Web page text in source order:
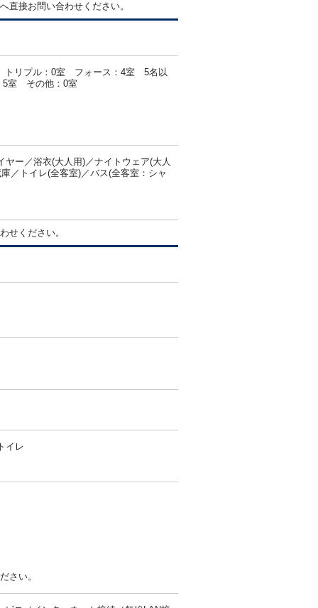
直接お問い合わせください。
リプル：0室 フォース：4室 5名以
室 その他：0室
ー／浴衣(大人用)／ナイトウェア(大人
／トイレ(全客室)／バス(全客室：シャ
せください。
イレ
さい。